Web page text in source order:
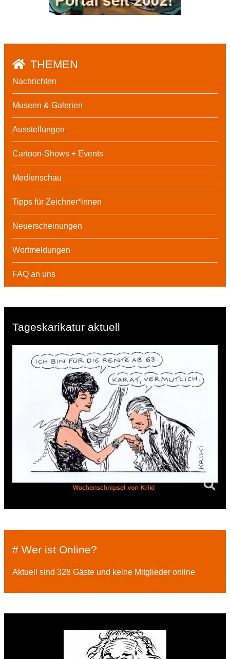
THEMEN
Nachrichten
Museen & Galerien
Ausstellungen
Cartoon-Shows + Events
Medienschau
Tipps für Zeichner*innen
Neuerscheinungen
Wortmeldungen
FAQ an uns
Tageskarikatur aktuell
# Wer ist Online?
Aktuell sind 328 Gäste und keine Mitglieder online